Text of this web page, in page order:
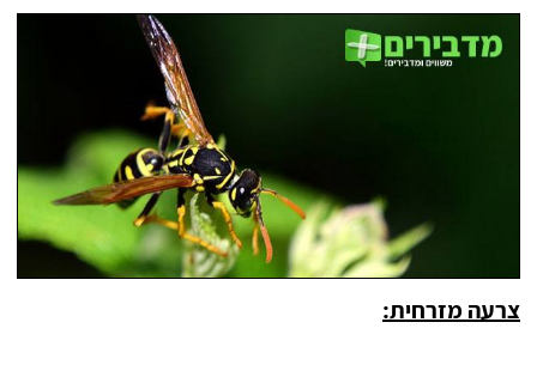
צרעה מזרחית: